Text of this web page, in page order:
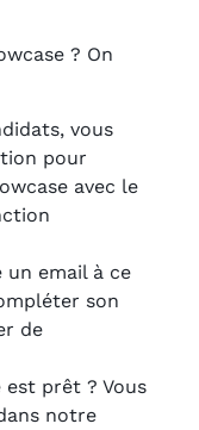
? On
vous
pour
avec le
un email à ce
son
de
prêt ? Vous
notre